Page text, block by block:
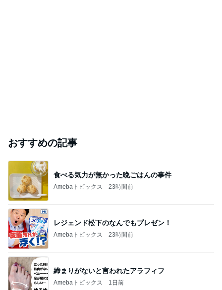
おすすめの記事
食べる気力が無かった晩ごはんの事件
Amebaトピックス 23時間前
レジェンド松下のなんでもプレゼン！
Amebaトピックス 23時間前
締まりがないと言われたアラフィフ
Amebaトピックス 1日前